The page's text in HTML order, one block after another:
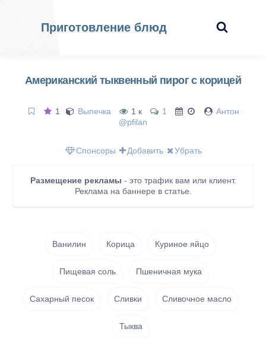
Приготовление блюд
Американский тыквенный пирог с корицей
1 Выпечка 1 к 1
Антон
@pfilan
Спонсоры Добавить Убрать
Размещение рекламы - это трафик вам или клиент.
Реклама на баннере в статье.
Ванилин Корица Куриное яйцо
Пищевая соль Пшеничная мука
Сахарный песок Сливки Сливочное масло
Тыква